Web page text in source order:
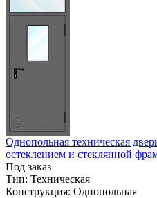
Однопольная техническая
остеклением и стеклянной
Под заказ
Тип: Техническая
Конструкция: Однопольная